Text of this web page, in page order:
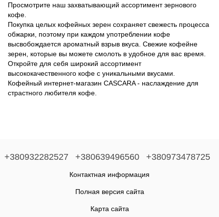
Просмотрите наш захватывающий ассортимент зернового
кофе.
Покупка целых кофейных зерен сохраняет свежесть процесса
обжарки, поэтому при каждом употреблении кофе
высвобождается ароматный взрыв вкуса. Свежие кофейне
зерен, которые вы можете смолоть в удобное для вас время.
Откройте для себя широкий ассортимент
высококачественного кофе с уникальными вкусами.
Кофейный интернет-магазин CASCARA - наслаждение для
страстного любителя кофе.
+380932282527 +380639496560 +380973478725
Контактная информация
Полная версия сайта
Карта сайта